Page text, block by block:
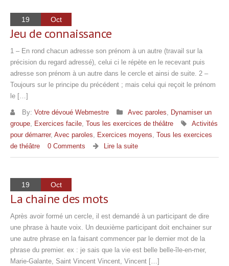
19 Oct
Jeu de connaissance
1 – En rond chacun adresse son prénom à un autre (travail sur la
précision du regard adressé), celui ci le répète en le recevant puis
adresse son prénom à un autre dans le cercle et ainsi de suite. 2 –
Toujours sur le principe du précédent ; mais celui qui reçoit le prénom
le […]
By: Votre dévoué Webmestre Avec paroles, Dynamiser un
groupe, Exercices facile, Tous les exercices de théâtre
Activités
pour démarrer, Avec paroles, Exercices moyens, Tous les exercices
de théâtre
0 Comments Lire la suite
19 Oct
La chaine des mots
Après avoir formé un cercle, il est demandé à un participant de dire
une phrase à haute voix. Un deuxième participant doit enchainer sur
une autre phrase en la faisant commencer par le dernier mot de la
phrase du premier. ex : je sais que la vie est belle belle-île-en-mer,
Marie-Galante, Saint Vincent Vincent, Vincent […]